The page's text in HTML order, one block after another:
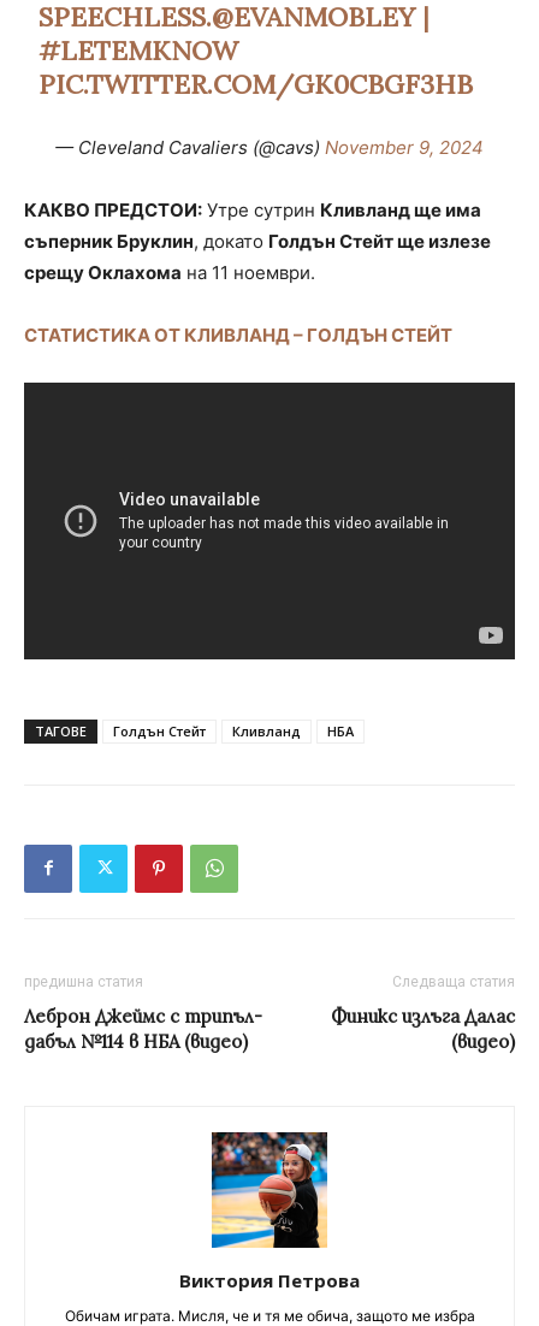
SPEECHLESS.@EVANMOBLEY|
#LETEMKNOW
PIC.TWITTER.COM/GK0CBGF3HB
— Cleveland Cavaliers (@cavs) November 9, 2024
КАКВО ПРЕДСТОИ: Утре сутрин Кливланд ще има
съперник Бруклин, докато Голдън Стейт ще излезе
срещу Оклахома на 11 ноември.
СТАТИСТИКА ОТ КЛИВЛАНД – ГОЛДЪН СТЕЙТ
ТАГОВЕ Голдън Стейт Кливланд НБА
предишна статия
Леброн Джеймс с трипъл-
дабъл №114 в НБА (видео)
Следваща статия
Финикс излъга Далас
(видео)
Виктория Петрова
Обичам играта. Мисля, че и тя ме обича, защото ме избра